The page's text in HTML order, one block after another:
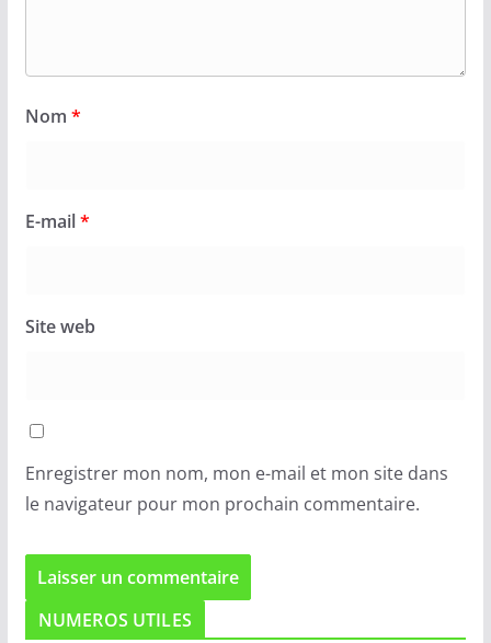
Nom *
E-mail*
Site web
Enregistrer mon nom, mon e-mail et mon site dans
le navigateur pour mon prochain commentaire.
NUMEROS UTILES